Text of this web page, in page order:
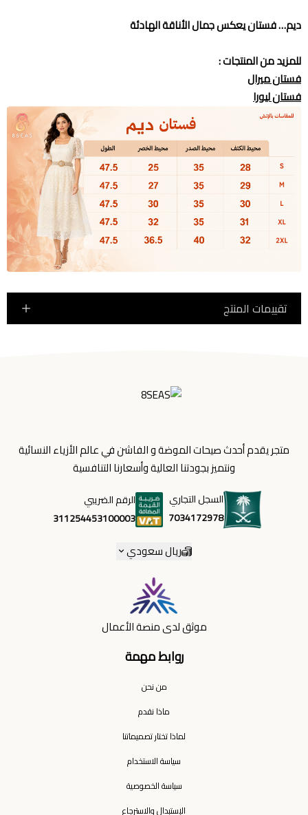
ديم… فستان يعكس جمال الأناقة الهادئة
للمزيد من المنتجات :
فستان ميرال
فستان ليورا
تقييمات المنتج
روابط مهمة
من نحن
ماذا نقدم
لماذا تختار تصميماتنا
سياسة الاستخدام
سياسة الخصوصية
الإستبدال والاسترجاع
متجر يقدم أحدث صيحات الموضة و الفاشن في عالم الأزياء النسائية
ونتميز بجودتنا العالية وأسعارنا التنافسية
السجل التجاري
7034172978
الرقم الضريبي
311254453100003
ريال سعودي
موثق لدى منصة الأعمال